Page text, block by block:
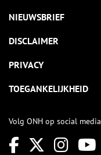
NIEUWSBRIEF
DISCLAIMER
PRIVACY
TOEGANKELIJKHEID
Volg ONH op social media